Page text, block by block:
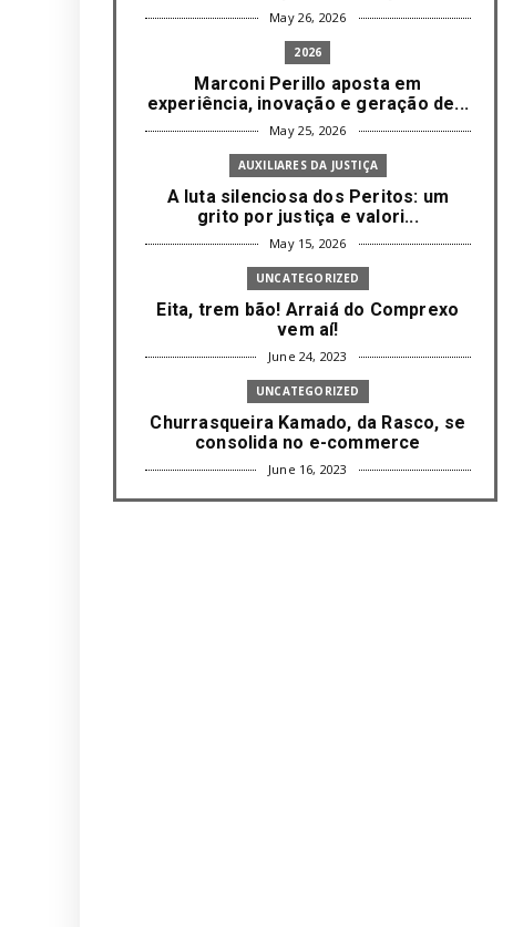
May 26, 2026
2026
Marconi Perillo aposta em
experiência, inovação e geração de...
May 25, 2026
AUXILIARES DA JUSTIÇA
A luta silenciosa dos Peritos: um
grito por justiça e valori...
May 15, 2026
UNCATEGORIZED
Eita, trem bão! Arraiá do Comprexo
vem aí!
June 24, 2023
UNCATEGORIZED
Churrasqueira Kamado, da Rasco, se
consolida no e-commerce
June 16, 2023
UNCATEGORIZED